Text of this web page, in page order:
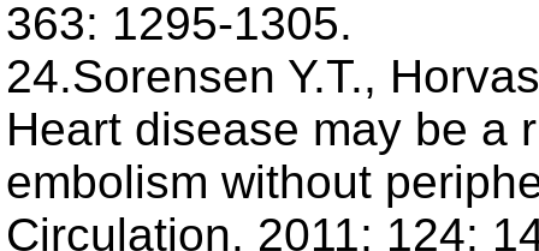
363: 1295-1305.
24.Sorensen Y.T.,
Heart disease may be a
embolism without
Circulation. 2011; 124: